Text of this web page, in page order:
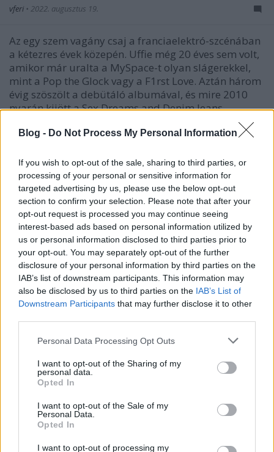
Blog - Do Not Process My Personal Information
If you wish to opt-out of the sale, sharing to third parties, or
processing of your personal or sensitive information for
targeted advertising by us, please use the below opt-out
section to confirm your selection. Please note that after your
opt-out request is processed you may continue seeing
interest-based ads based on personal information utilized by
us or personal information disclosed to third parties prior to
your opt-out. You may separately opt-out of the further
disclosure of your personal information by third parties on the
IAB’s list of downstream participants. This information may
also be disclosed by us to third parties on the IAB’s List of
Downstream Participants that may further disclose it to other
Please note that this website/app uses one or more Google
not limited to your visit or usage behaviour. You may click to
grant or deny consent to Google and its third-party tags to
use your data for below specified purposes in below Google
consent section.
Personal Data Processing Opt Outs
I want to opt-out of the Sharing of my
personal data.
Opted In
I want to opt-out of the Sale of my
Personal Data.
Opted In
I want to opt-out of processing my
vferi • 2022. augusztus 19.
Az egy szem vagány csaj a franciaelektró-szcénában
a kétezres évek közepén. Uffie még 20 éves sem volt,
amikor már uralta a MySpace-t olyan slágerekkel,
mint a Pop the Glock vagy a F1rst Love. Aztán három
évig szöszölt a debütáló albumával, és mire 2010
nyarán kijött a Sex Dreams and Denim Jeans,…
Sosem lehet tudni, merre megy -
Horváth Kristóf ajánlja a LAIHO
lemezét
2022. június 03.
A pár évvel ezelőtt Lajhó Dorka dalszerző-énekes
egyszemélyes projektjeként induló LAIHO négytagú
zenekarként hozta ki első albumát. A We Are What